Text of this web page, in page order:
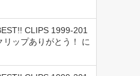
CLIPS 1999-201
ップありがとう！
に